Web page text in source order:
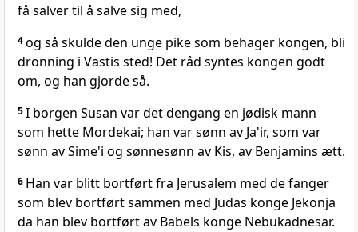
få salver til å salve sig med,
4og så skulde den unge pike som behager kongen, bli
dronning i Vastis sted! Det råd syntes kongen godt
om, og han gjorde så.
5I borgen Susan var det dengang en jødisk mann
som hette Mordekai; han var sønn av Ja'ir, som var
sønn av Sime'i og sønnesønn av Kis, av Benjamins ætt.
6 Han var blitt bortført fra Jerusalem med de fanger
som blev bortført sammen med Judas konge Jekonja
da han blev bortført av Babels konge Nebukadnesar.